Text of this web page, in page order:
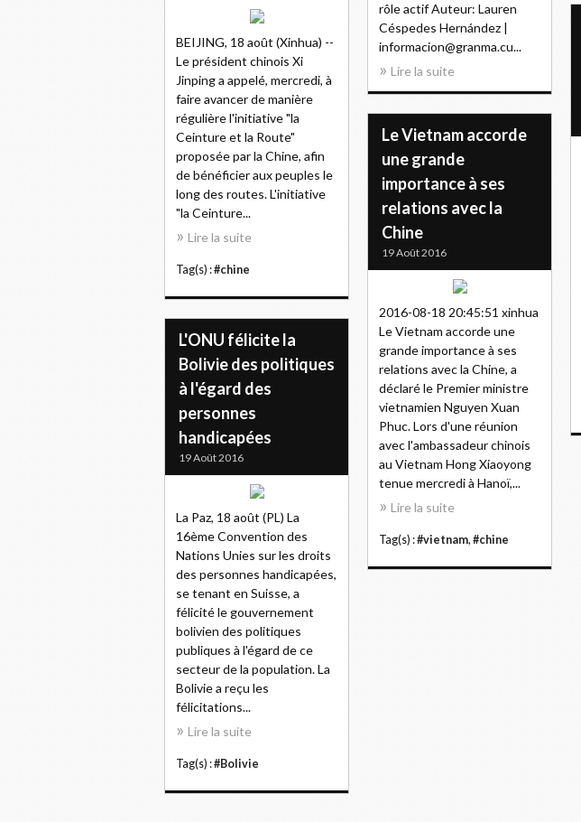
rôle actif Auteur: Lauren
Céspedes Hernández |
informacion@granma.cu...
Lire la suite
BEIJING, 18 août (Xinhua) --
Le président chinois Xi
Jinping a appelé, mercredi, à
faire avancer de manière
régulière l'initiative "la
Ceinture et la Route"
proposée par la Chine, afin
de bénéficier aux peuples le
long des routes. L'initiative
"la Ceinture...
Lire la suite
Tag(s) :#chine
Le Vietnam accorde
une grande
importance à ses
relations avec la
Chine
19 Août 2016
2016-08-18 20:45:51 xinhua
Le Vietnam accorde une
grande importance à ses
relations avec la Chine, a
déclaré le Premier ministre
vietnamien Nguyen Xuan
Phuc. Lors d'une réunion
avec l'ambassadeur chinois
au Vietnam Hong Xiaoyong
tenue mercredi à Hanoï,...
Lire la suite
Tag(s) :#vietnam, #chine
L'ONU félicite la
Bolivie des politiques
à l'égard des
personnes
handicapées
19 Août 2016
La Paz, 18 août (PL) La
16ème Convention des
Nations Unies sur les droits
des personnes handicapées,
se tenant en Suisse, a
félicité le gouvernement
bolivien des politiques
publiques à l'égard de ce
secteur de la population. La
Bolivie a reçu les
félicitations...
Lire la suite
Tag(s) :#Bolivie